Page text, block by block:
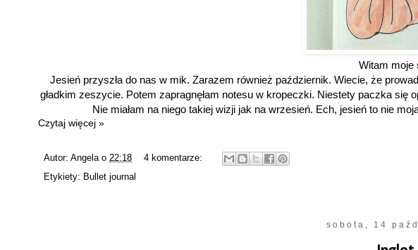
Witam moje
Jesień przyszła do nas w mik. Zarazem również październik. Wiecie, że
gładkim zeszycie. Potem zapragnęłam notesu w kropeczki. Niestety paczka się
Nie miałam na niego takiej wizji jak na wrzesień. Ech, jesień to nie
Czytaj więcej »
Autor: Angela o 22:18
4 komentarze:
Etykiety: Bullet journal
sobota, 14